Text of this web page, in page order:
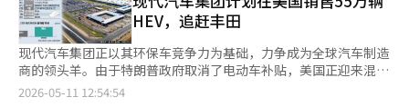
决策更加复杂。尽管面临美国利率差扩大和汇率不安等因素，韩国
银行一直将基准利率维持在2.50%不变，已连续七次保持谨慎态
度。这是考虑到边际企业增加、家庭债务负担和内需疲软等因素的
选择。然而，随着高经济增长率和物价上行压力的同时出现，维持
利率不变的理由变得更加薄弱。虽然增长率的改善减轻了经济下行
风险，但中东战争的长期化导致国际油价上涨和供应链的物价压力
入。即使钱包里有钱，今天也不适合投资，最好先把钱包收紧。
幸运提示 幸运时间：下午3点 幸运物品：香水 幸运地点：超市、
市场 幸运颜色：绿色 ※ 运势内容由运势专业网站“山水道人”提
供。※ 本报道经人工智能（AI）系统翻译与编辑。
HEV，追赶丰田
现代汽车集团正以其环保车竞争力为基础，力争成为全球汽车制造
商的领头羊。由于特朗普政府取消了电动车补贴，美国正迎来混合
动力（HEV）的重大转型，现代汽车集团计划通过HEV供应链的优
2026-05-11 12:54:54